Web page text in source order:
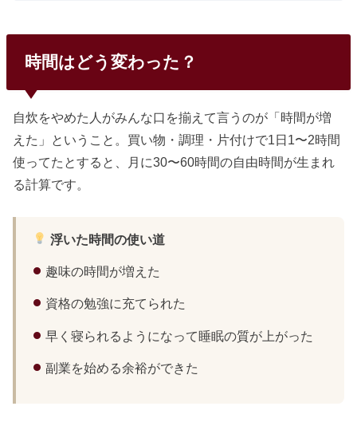
った2〜3社に絞って初回割引で食べ比べるのが、一番確実な
見比較10社の中でも利用者数が多く、初めての人に選ばれや
hが一歩リードしている。サービス1食あたり送料メニュー数
時間はどう変わった？
自炊をやめた人がみんな口を揃えて言うのが「時間が増
えた」ということ。買い物・調理・片付けで1日1〜2時間
使ってたとすると、月に30〜60時間の自由時間が生まれ
る計算です。
浮いた時間の使い道
趣味の時間が増えた
資格の勉強に充てられた
早く寝られるようになって睡眠の質が上がった
副業を始める余裕ができた